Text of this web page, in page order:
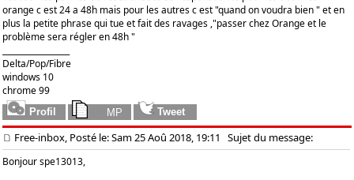
orange c est 24 a 48h mais pour les autres c est "quand on voudra bien " et en
plus la petite phrase qui tue et fait des ravages ,"passer chez Orange et le
problème sera régler en 48h "
Delta/Pop/Fibre
windows 10
chrome 99
Free-inbox, Posté le: Sam 25 Aoû 2018, 19:11 Sujet du message:
Bonjour spe13013,